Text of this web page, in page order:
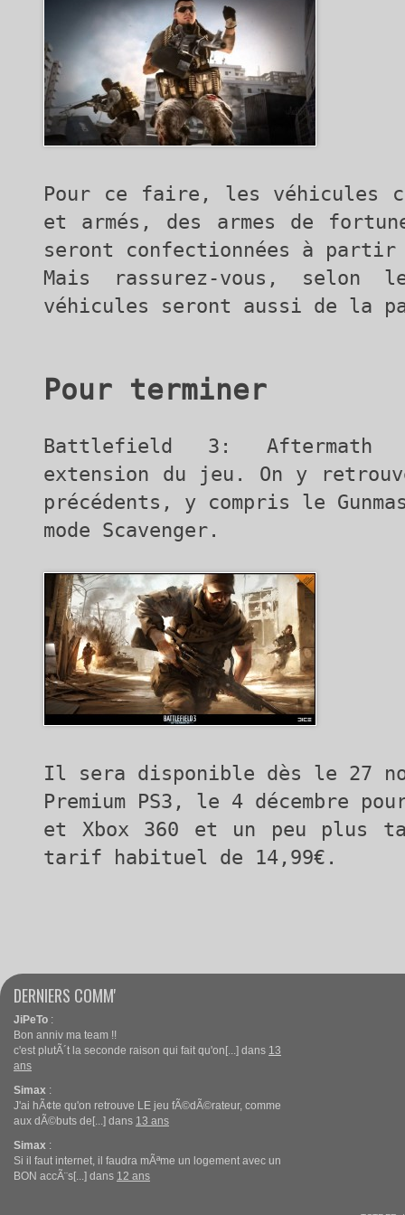
Pour ce faire, les véhicules
et armés, des armes de
seront confectionnées à partir
Mais rassurez-vous, selon
véhicules seront aussi de la
Pour terminer
Battlefield 3: Aftermath
extension du jeu. On y
précédents, y compris le
mode Scavenger.
Il sera disponible dès le 27
Premium PS3, le 4 décembre
et Xbox 360 et un peu plus
tarif habituel de 14,99€.
DERNIERS COMM'
JiPeTo :
Bon anniv ma team !!
c'est plutÃ´t la seconde raison qui fait qu'on[...] dans 13
ans
Simax :
J'ai hÃ¢te qu'on retrouve LE jeu fÃ©dÃ©rateur, comme
aux dÃ©buts de[...] dans 13 ans
Simax :
Si il faut internet, il faudra mÃªme un logement avec un
BON accÃ¨s[...] dans 12 ans